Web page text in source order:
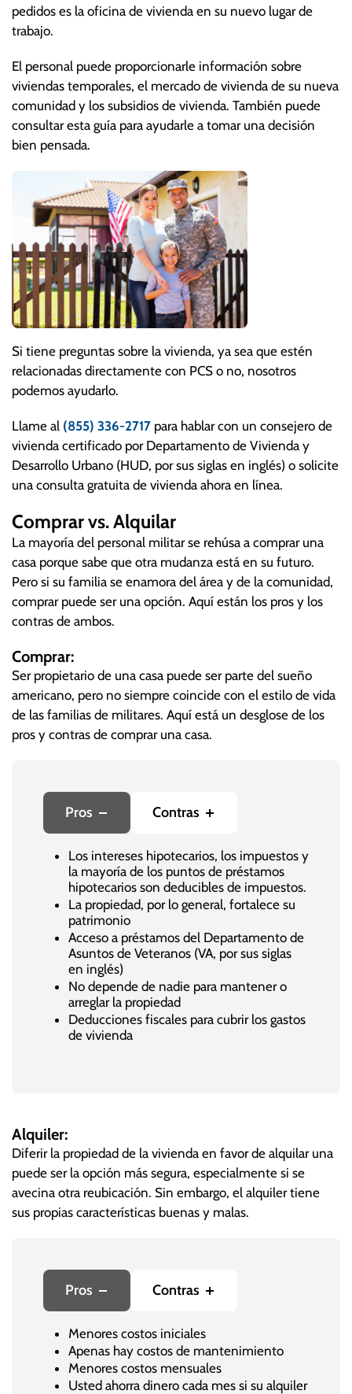
pedidos es la oficina de vivienda en su nuevo lugar de
trabajo.
El personal puede proporcionarle información sobre
viviendas temporales, el mercado de vivienda de su nueva
comunidad y los subsidios de vivienda. También puede
consultar esta guía para ayudarle a tomar una decisión
bien pensada.
Si tiene preguntas sobre la vivienda, ya sea que estén
relacionadas directamente con PCS o no, nosotros
podemos ayudarlo.
Llame al (855) 336-2717 para hablar con un consejero de
vivienda certificado por Departamento de Vivienda y
Desarrollo Urbano (HUD, por sus siglas en inglés) o solicite
una consulta gratuita de vivienda ahora en línea.
Comprar vs. Alquilar
La mayoría del personal militar se rehúsa a comprar una
casa porque sabe que otra mudanza está en su futuro.
Pero si su familia se enamora del área y de la comunidad,
comprar puede ser una opción. Aquí están los pros y los
contras de ambos.
Comprar:
Ser propietario de una casa puede ser parte del sueño
americano, pero no siempre coincide con el estilo de vida
de las familias de militares. Aquí está un desglose de los
pros y contras de comprar una casa.
Pros Contras
Los intereses hipotecarios, los impuestos y
la mayoría de los puntos de préstamos
hipotecarios son deducibles de impuestos.
La propiedad, por lo general, fortalece su
patrimonio
Acceso a préstamos del Departamento de
Asuntos de Veteranos (VA, por sus siglas
en inglés)
No depende de nadie para mantener o
arreglar la propiedad
Deducciones fiscales para cubrir los gastos
de vivienda
Alquiler:
Diferir la propiedad de la vivienda en favor de alquilar una
puede ser la opción más segura, especialmente si se
avecina otra reubicación. Sin embargo, el alquiler tiene
sus propias características buenas y malas.
Pros Contras
Menores costos iniciales
Apenas hay costos de mantenimiento
Menores costos mensuales
Usted ahorra dinero cada mes si su alquiler